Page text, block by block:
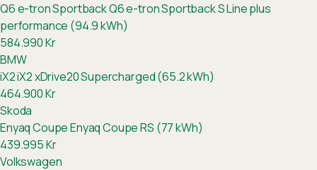
Q6 e-tron SportbackQ6 e-tron Sportback S Line plus
performance (94.9 kWh)
584.990Kr
BMW
iX2iX2 xDrive20 Supercharged (65.2 kWh)
464.900Kr
Skoda
Enyaq CoupeEnyaq Coupe RS (77 kWh)
439.995Kr
Volkswagen